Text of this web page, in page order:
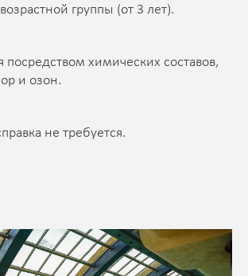
группы (от 3 лет).
посредством химических составов,
и озон.
не требуется.